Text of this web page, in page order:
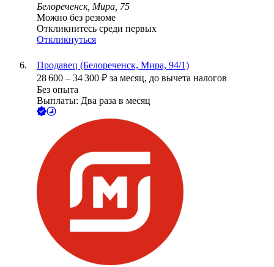
Белореченск, Мира, 75
Можно без резюме
Откликнитесь среди первых
Откликнуться
Продавец (Белореченск, Мира, 94/1)
28 600 – 34 300 ₽ за месяц, до вычета налогов
Без опыта
Выплаты: Два раза в месяц